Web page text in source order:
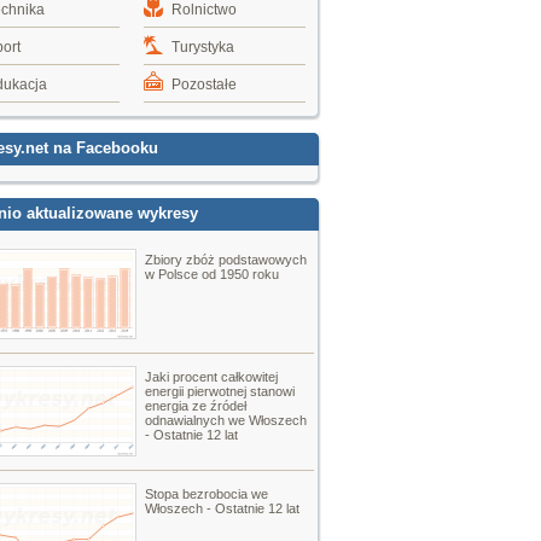
Rolnictwo
Turystyka
Pozostałe
na Facebooku
aktualizowane wykresy
Zbiory zbóż podstawowych
w Polsce od 1950 roku
Jaki procent całkowitej
energii pierwotnej stanowi
energia ze źródeł
odnawialnych we Włoszech
- Ostatnie 12 lat
Stopa bezrobocia we
Włoszech - Ostatnie 12 lat